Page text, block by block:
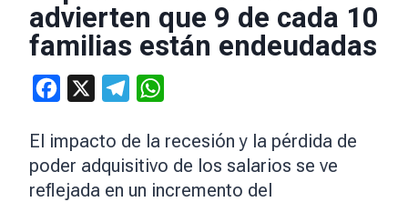
advierten que 9 de cada 10
familias están endeudadas
Facebook Telegram
El impacto de la recesión y la pérdida de
poder adquisitivo de los salarios se ve
reflejada en un incremento del